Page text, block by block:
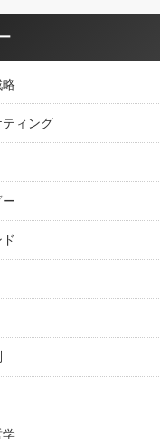
略
ティング
ー
ド
学